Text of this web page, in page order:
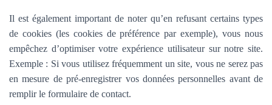
Il est également important de noter qu’en refusant certains types
de cookies (les cookies de préférence par exemple), vous nous
empêchez d’optimiser votre expérience utilisateur sur notre site.
Exemple : Si vous utilisez fréquemment un site, vous ne serez pas
en mesure de pré-enregistrer vos données personnelles avant de
remplir le formulaire de contact.